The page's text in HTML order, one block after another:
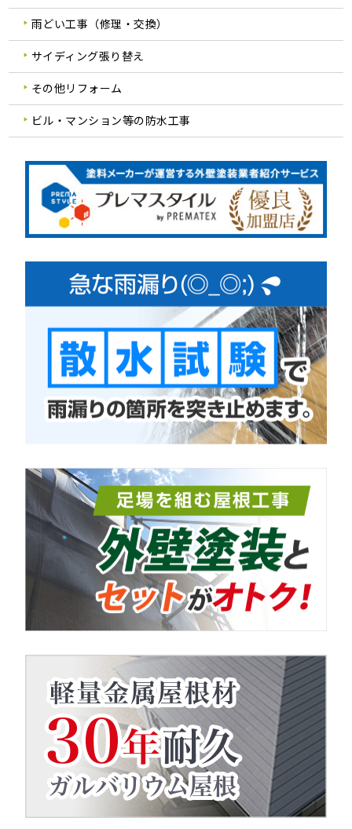
雨どい工事（修理・交換）
サイディング張り替え
その他リフォーム
ビル・マンション等の防水工事